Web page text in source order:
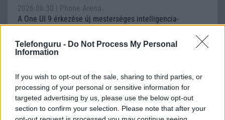
Telefonguru - Do Not Process My Personal
Information
If you wish to opt-out of the sale, sharing to third parties, or
processing of your personal or sensitive information for
targeted advertising by us, please use the below opt-out
section to confirm your selection. Please note that after your
2026.06.30
| Phone Arena
A One UI 9 érkezése új mesterséges intelligencia-
funkciókat és továbbfejlesztett kezelőfelületet hoz,
azonban több korábbi csúcskategóriás és középkategóriás
Galaxy készülék számára ez lesz az út vége.
rántja le a leplet az Apple az új
csúcsmobilokról
2026.06.29| Phone Arena
A szeptemberi eseményen az iPhone 18 Pro modellek